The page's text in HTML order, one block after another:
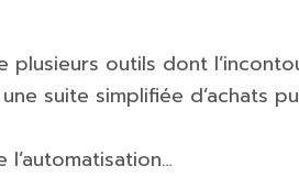
plusieurs outils dont
suite simplifiée d’achats
l’automatisation…